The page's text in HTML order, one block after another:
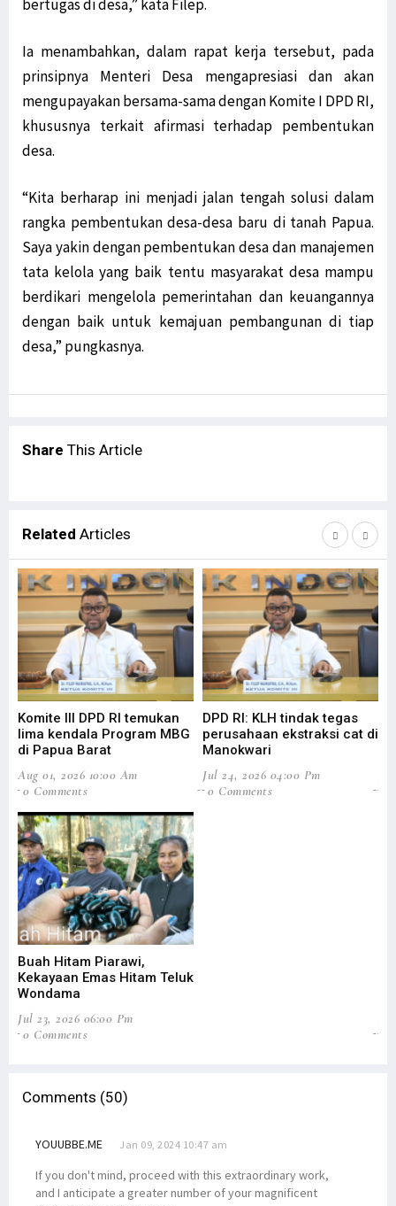
bertugas di desa,” kata Filep.
Ia menambahkan, dalam rapat kerja tersebut, pada
prinsipnya Menteri Desa mengapresiasi dan akan
mengupayakan bersama-sama dengan Komite I DPD RI,
khususnya terkait afirmasi terhadap pembentukan
desa.
“Kita berharap ini menjadi jalan tengah solusi dalam
rangka pembentukan desa-desa baru di tanah Papua.
Saya yakin dengan pembentukan desa dan manajemen
tata kelola yang baik tentu masyarakat desa mampu
berdikari mengelola pemerintahan dan keuangannya
dengan baik untuk kemajuan pembangunan di tiap
desa,” pungkasnya.
Share This Article
Related Articles
Komite III DPD RI temukan
lima kendala Program MBG
di Papua Barat
Aug 01, 2026 10:00 Am
0 Comments
DPD RI: KLH tindak tegas
perusahaan ekstraksi cat di
Manokwari
Jul 24, 2026 04:00 Pm
0 Comments
Buah Hitam Piarawi,
Kekayaan Emas Hitam Teluk
Wondama
Jul 23, 2026 06:00 Pm
0 Comments
Comments (50)
YOUUBBE.ME Jan 09, 2024 10:47 am
If you don't mind, proceed with this extraordinary work,
and I anticipate a greater number of your magnificent